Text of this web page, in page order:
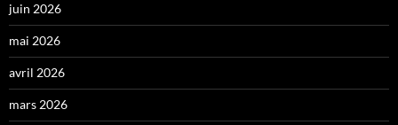
juin 2026
mai 2026
avril 2026
mars 2026